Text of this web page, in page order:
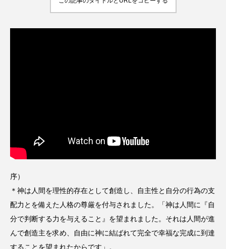
序）
＊神は人間を理性的存在として創造し、自主性と自分の行為の支
配力とを備えた人格の尊厳を付与されました。「神は人間に『自
分で判断する力を与えること』を望まれました。それは人間が進
んで創造主を求め、自由に神に結ばれて完全で幸福な完成に到達
することを望まれたからです」。